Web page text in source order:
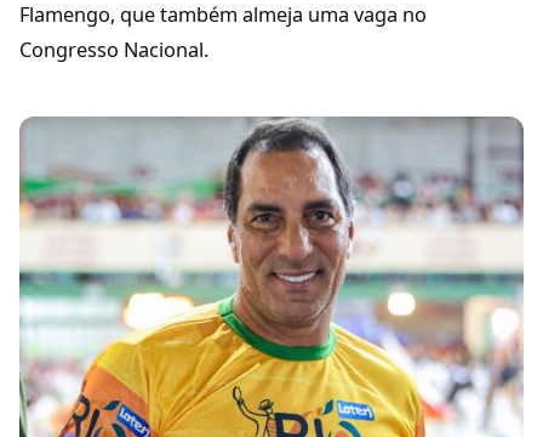
Flamengo, que também almeja uma vaga no
Congresso Nacional.